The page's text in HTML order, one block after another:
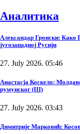
Аналитика
Александар Гронски: Како
југозападној Русији
27. July 2026. 05:46
Анастасја Коскело:
румунског (III)
27. July 2026. 03:43
Димитрије Марковић: